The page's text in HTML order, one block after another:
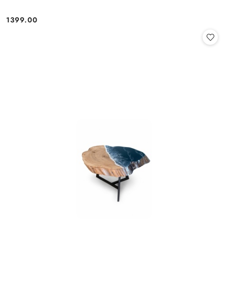
Cena:
1399.00